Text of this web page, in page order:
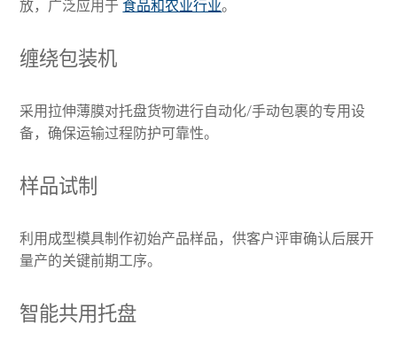
放，广泛应用于食品和农业行业。
缠绕包装机
采用拉伸薄膜对托盘货物进行自动化/手动包裹的专用设
备，确保运输过程防护可靠性。
样品试制
利用成型模具制作初始产品样品，供客户评审确认后展开
量产的关键前期工序。
智能共用托盘